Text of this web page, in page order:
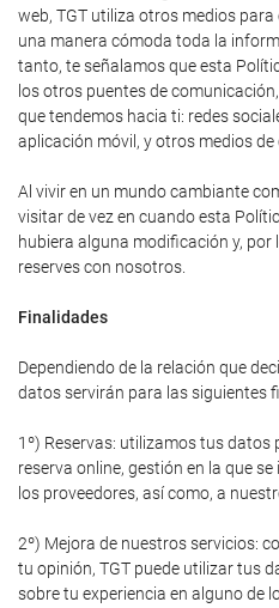
web, TGT utiliza otros medios
una manera cómoda toda la
tanto, te señalamos que esta
los otros puentes de
que tendemos hacia ti: redes
aplicación móvil, y otros medios
Al vivir en un mundo cambiante
visitar de vez en cuando esta
hubiera alguna modificación y, por
reserves con nosotros.
Finalidades
Dependiendo de la relación que
datos servirán para las siguientes
1º) Reservas: utilizamos tus
reserva online, gestión en la que
los proveedores, así como, a
2º) Mejora de nuestros servicios:
tu opinión, TGT puede utilizar tus
sobre tu experiencia en alguno de